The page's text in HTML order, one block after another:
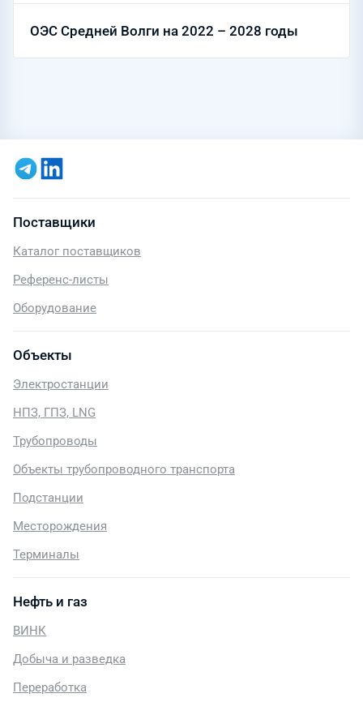
ОЭС Средней Волги на 2022 – 2028 годы
Поставщики
Каталог поставщиков
Референс-листы
Оборудование
Объекты
Электростанции
НПЗ, ГПЗ, LNG
Трубопроводы
Объекты трубопроводного транспорта
Подстанции
Месторождения
Терминалы
Нефть и газ
ВИНК
Добыча и разведка
Переработка